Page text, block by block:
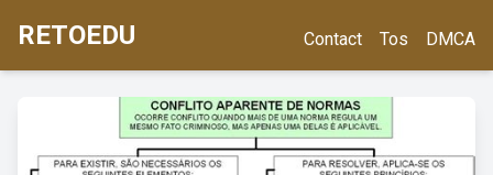
RETOEDU Contact Tos DMCA